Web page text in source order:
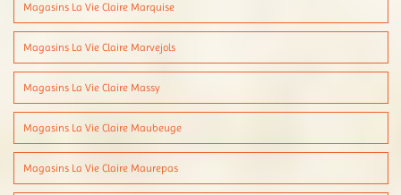
Magasins La Vie Claire Marquise
Magasins La Vie Claire Marvejols
Magasins La Vie Claire Massy
Magasins La Vie Claire Maubeuge
Magasins La Vie Claire Maurepas